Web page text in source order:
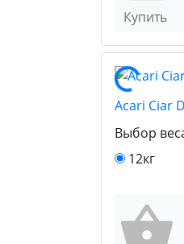
Купить
Acari Ciar
Выбор
12кг